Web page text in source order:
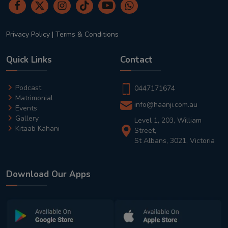
Privacy Policy | Terms & Conditions
Quick Links
Podcast
Matrimonial
Events
Gallery
Kitaab Kahani
Contact
0447171674
info@haanji.com.au
Level 1, 203, William
Street,
St Albans, 3021, Victoria
Download Our Apps